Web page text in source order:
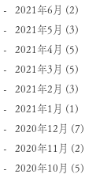
2021年6月 (2)
2021年5月 (3)
2021年4月 (5)
2021年3月 (5)
2021年2月 (3)
2021年1月 (1)
2020年12月 (7)
2020年11月 (2)
2020年10月 (5)